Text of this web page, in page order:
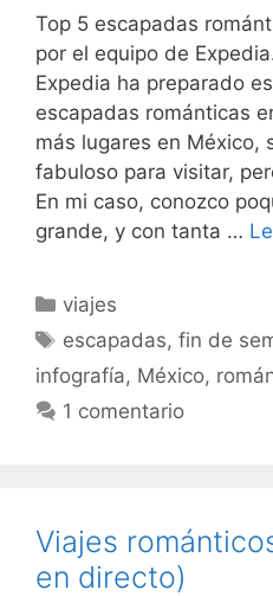
Top 5 escapadas
por el equipo de
Expedia ha preparado
escapadas románticas
más lugares en México,
fabuloso para visitar,
En mi caso, conozco
grande, y con tanta …
Categorías
viajes
Etiquetas
escapadas,fin de
infografía, México,
1 comentario
Viajes
en directo)